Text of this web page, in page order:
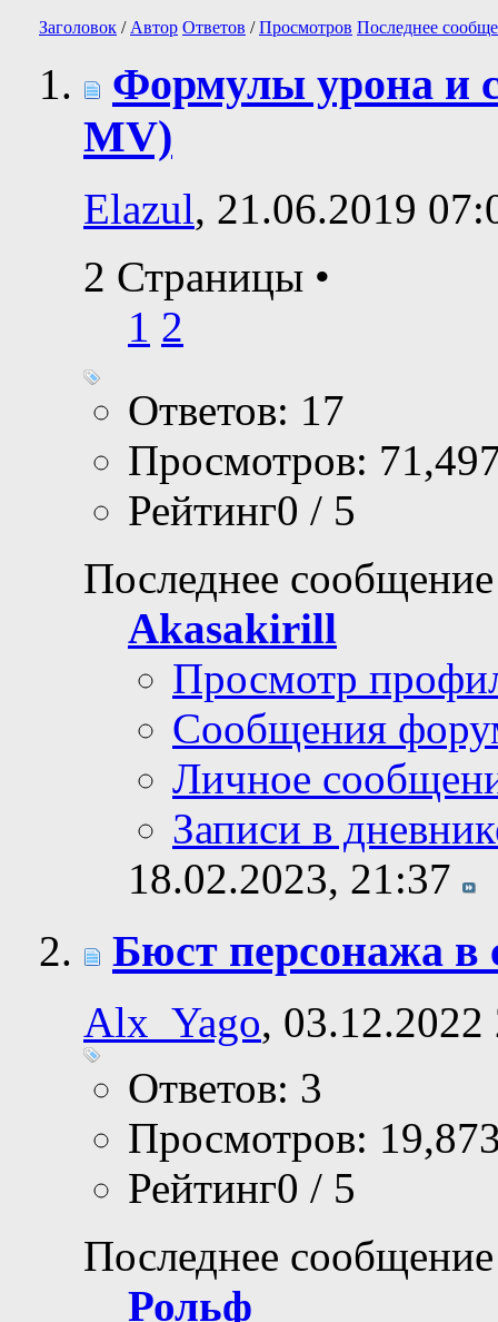
Заголовок / Автор Ответов /Просмотров Последнее
Формулы урона и
MV)
Elazul, 21.06.2019
2 Страницы •
1 2
Ответов: 17
Просмотров:
Рейтинг0 / 5
Последнее
Akasakirill
Просмотр
Сообщения
Личное
Записи в
18.02.2023, 21:37
Бюст персонажа в
Alx_Yago, 03.12.2022
Ответов: 3
Просмотров:
Рейтинг0 / 5
Последнее
Рольф